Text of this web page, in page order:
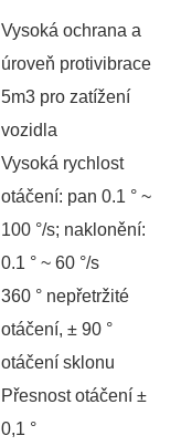
Vysoká ochrana a
úroveň protivibrace
5m3 pro zatížení
vozidla
Vysoká rychlost
otáčení: pan 0.1 ° ~
100 °/s; naklonění:
0.1 ° ~ 60 °/s
360 ° nepřetržité
otáčení, ± 90 °
otáčení sklonu
Přesnost otáčení ±
0,1 °